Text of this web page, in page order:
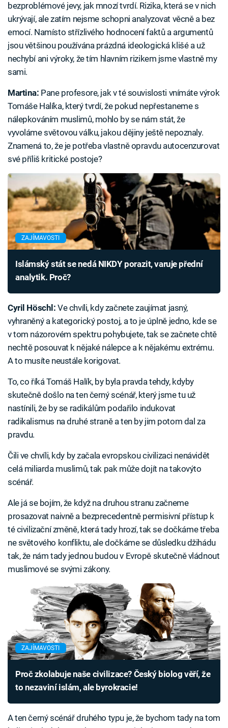
bezproblémové jevy, jak mnozí tvrdí. Rizika, která se v nich
ukrývají, ale zatím nejsme schopni analyzovat věcně a bez
emocí. Namísto střízlivého hodnocení faktů a argumentů
jsou většinou používána prázdná ideologická klišé a už
nechybí ani výroky, že tím hlavním rizikem jsme vlastně my
sami.
Martina: Pane profesore, jak v té souvislosti vnímáte výrok
Tomáše Halíka, který tvrdí, že pokud nepřestaneme s
nálepkováním muslimů, mohlo by se nám stát, že
vyvoláme světovou válku, jakou dějiny ještě nepoznaly.
Znamená to, že je potřeba vlastně opravdu autocenzurovat
své příliš kritické postoje?
ZAJÍMAVOSTI
Islámský stát se nedá NIKDY porazit, varuje přední
analytik. Proč?
Cyril Höschl: Ve chvíli, kdy začnete zaujímat jasný,
vyhraněný a kategorický postoj, a to je úplně jedno, kde se
v tom názorovém spektru pohybujete, tak se začnete chtě
nechtě posouvat k nějaké nálepce a k nějakému extrému.
A to musíte neustále korigovat.
To, co říká Tomáš Halík, by byla pravda tehdy, kdyby
skutečně došlo na ten černý scénář, který jsme tu už
nastínili, že by se radikálům podařilo indukovat
radikalismus na druhé straně a ten by jim potom dal za
pravdu.
Čili ve chvíli, kdy by začala evropskou civilizaci nenávidět
celá miliarda muslimů, tak pak může dojít na takovýto
scénář.
Ale já se bojím, že když na druhou stranu začneme
prosazovat naivně a bezprecedentně permisivní přístup k
té civilizační změně, která tady hrozí, tak se dočkáme třeba
ne světového konfliktu, ale dočkáme se důsledku džihádu
tak, že nám tady jednou budou v Evropě skutečně vládnout
muslimové se svými zákony.
ZAJÍMAVOSTI
Proč zkolabuje naše civilizace? Český biolog věří, že
to nezaviní islám, ale byrokracie!
A ten černý scénář druhého typu je, že bychom tady na tom